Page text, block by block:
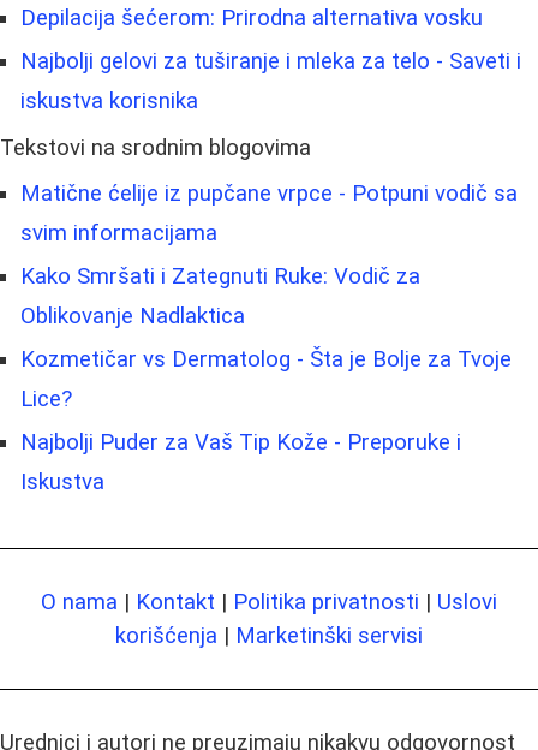
Depilacija šećerom: Prirodna alternativa vosku
Najbolji gelovi za tuširanje i mleka za telo - Saveti i
iskustva korisnika
Tekstovi na srodnim blogovima
Matične ćelije iz pupčane vrpce - Potpuni vodič sa
svim informacijama
Kako Smršati i Zategnuti Ruke: Vodič za
Oblikovanje Nadlaktica
Kozmetičar vs Dermatolog - Šta je Bolje za Tvoje
Lice?
Najbolji Puder za Vaš Tip Kože - Preporuke i
Iskustva
O nama | Kontakt | Politika privatnosti | Uslovi
korišćenja | Marketinški servisi
Urednici i autori ne preuzimaju nikakvu odgovornost